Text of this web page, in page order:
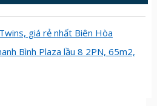
giá rẻ nhất Biên Hòa
Bình Plaza lầu 8 2PN, 65m2,